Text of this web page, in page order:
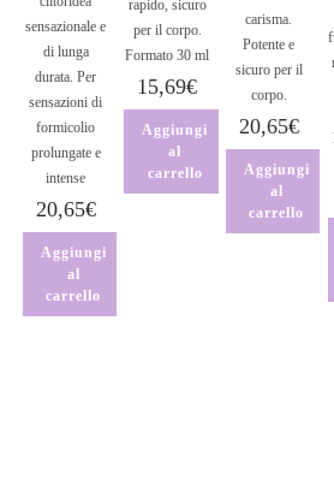
sensazionale e
di lunga
durata. Per
sensazioni di
formicolio
prolungate e
intense
20,65€
Aggiungi
al
carrello
rapido, sicuro
per il corpo.
Formato 30 ml
15,69€
Aggiungi
al
carrello
carisma.
Potente e
sicuro per il
corpo.
20,65€
Aggiungi
al
carrello